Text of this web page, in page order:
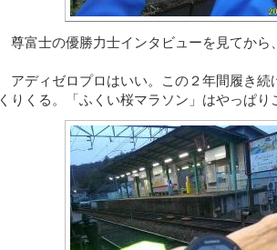
尊富士の優勝力士インタビューを見てから
アディゼロプロはいい。この２年間履き続
くりくる。「ふくい桜マラソン」はやっぱ